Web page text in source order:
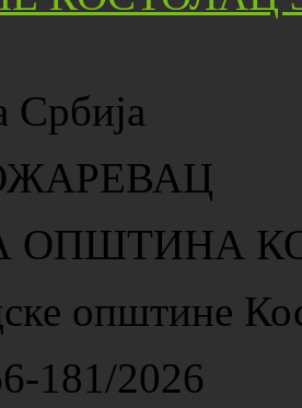
Србија
ОПШТИНА
општине
181/2026